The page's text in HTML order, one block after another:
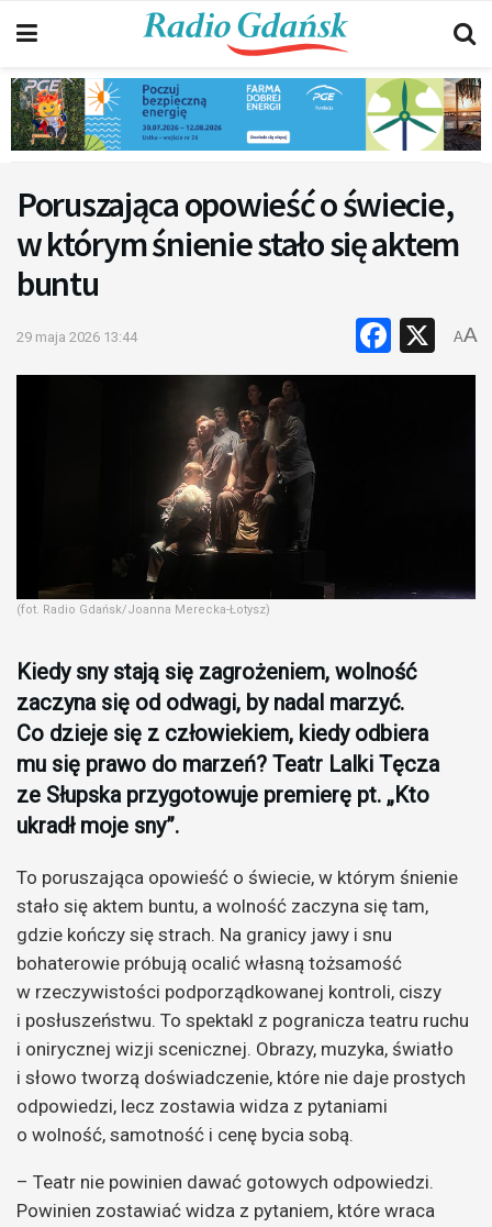
Poruszająca opowieść o świecie,
w którym śnienie stało się aktem
buntu
29 maja 2026 13:44 X
AA
(fot. Radio Gdańsk/Joanna Merecka-Łotysz)
Kiedy sny stają się zagrożeniem, wolność
zaczyna się od odwagi, by nadal marzyć.
Co dzieje się z człowiekiem, kiedy odbiera
mu się prawo do marzeń? Teatr Lalki Tęcza
ze Słupska przygotowuje premierę pt. „Kto
ukradł moje sny”.
To poruszająca opowieść o świecie, w którym śnienie
stało się aktem buntu, a wolność zaczyna się tam,
gdzie kończy się strach. Na granicy jawy i snu
bohaterowie próbują ocalić własną tożsamość
w rzeczywistości podporządkowanej kontroli, ciszy
i posłuszeństwu. To spektakl z pogranicza teatru ruchu
i onirycznej wizji scenicznej. Obrazy, muzyka, światło
i słowo tworzą doświadczenie, które nie daje prostych
odpowiedzi, lecz zostawia widza z pytaniami
o wolność, samotność i cenę bycia sobą.
– Teatr nie powinien dawać gotowych odpowiedzi.
Powinien zostawiać widza z pytaniem, które wraca